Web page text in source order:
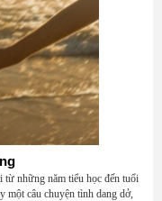
từ những năm tiểu học đến tuổi
một câu chuyện tình dang dở,